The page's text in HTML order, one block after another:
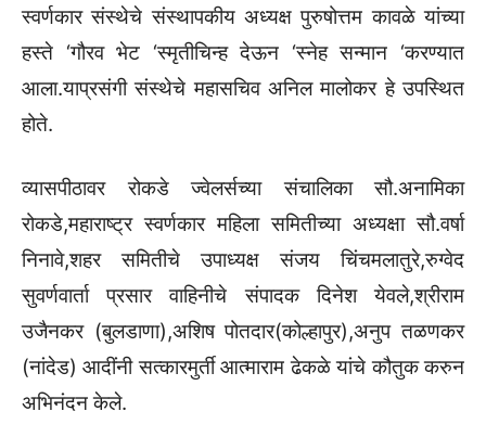
स्वर्णकार संस्थेचे संस्थापकीय अध्यक्ष पुरुषोत्तम कावळे यांच्या
हस्ते ‘गौरव भेट ‘स्मृतीचिन्ह देऊन ‘स्नेह सन्मान ‘करण्यात
आला.याप्रसंगी संस्थेचे महासचिव अनिल मालोकर हे उपस्थित
होते.
व्यासपीठावर रोकडे ज्वेलर्सच्या संचालिका सौ.अनामिका
रोकडे,महाराष्ट्र स्वर्णकार महिला समितीच्या अध्यक्षा सौ.वर्षा
निनावे,शहर समितीचे उपाध्यक्ष संजय चिंचमलातुरे,रुग्वेद
सुवर्णवार्ता प्रसार वाहिनीचे संपादक दिनेश येवले,श्रीराम
उजैनकर (बुलडाणा),अशिष पोतदार(कोल्हापुर),अनुप तळणकर
(नांदेड) आदींनी सत्कारमुर्ती आत्माराम ढेकळे यांचे कौतुक करुन
अभिनंदन केले.